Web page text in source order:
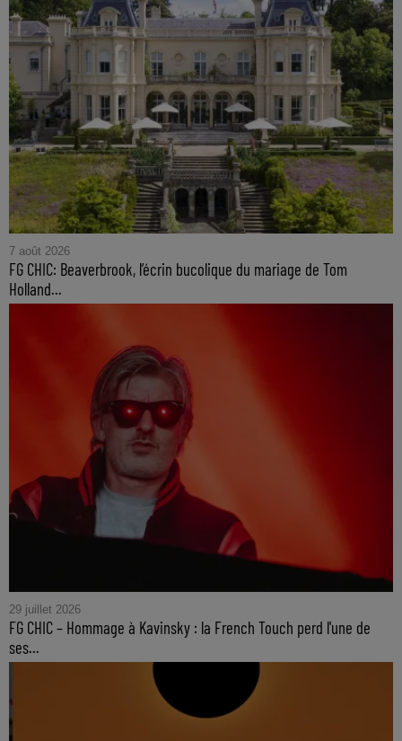
7 août 2026
FG CHIC: Beaverbrook, l’écrin bucolique du mariage de Tom
Holland...
29 juillet 2026
FG CHIC – Hommage à Kavinsky : la French Touch perd l'une de
ses...